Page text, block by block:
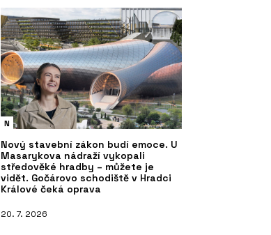
N
Nový stavební zákon budí emoce. U
Masarykova nádraží vykopali
středověké hradby – můžete je
vidět. Gočárovo schodiště v Hradci
Králové čeká oprava
20. 7. 2026